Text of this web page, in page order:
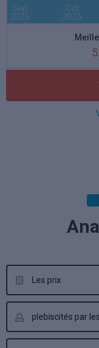
Sep
2025
Oct
2025
Les prix
plebiscités par